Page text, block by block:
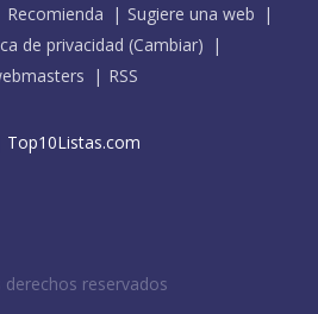
Recomienda
Sugiere una web
de privacidad (Cambiar)
RSS
Top10Listas.com
reservados